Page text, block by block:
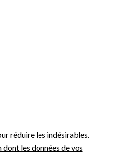
réduire les indésirables.
dont les données de vos